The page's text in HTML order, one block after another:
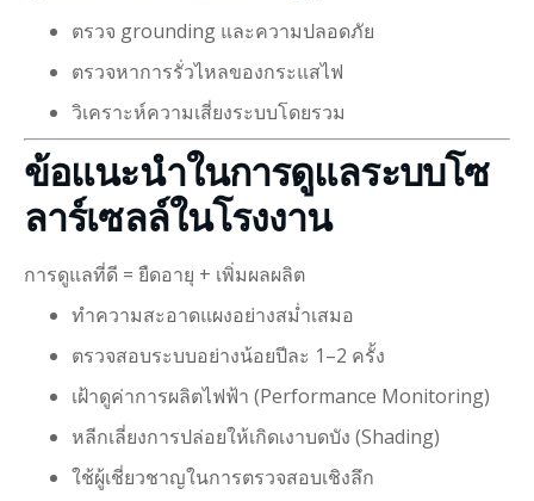
ตรวจ grounding และความปลอดภัย
ตรวจหาการรั่วไหลของกระแสไฟ
วิเคราะห์ความเสี่ยงระบบโดยรวม
ข้อแนะนำในการดูแลระบบโซ
ลาร์เซลล์ในโรงงาน
การดูแลที่ดี = ยืดอายุ + เพิ่มผลผลิต
ทำความสะอาดแผงอย่างสม่ำเสมอ
ตรวจสอบระบบอย่างน้อยปีละ 1–2 ครั้ง
เฝ้าดูค่าการผลิตไฟฟ้า (Performance Monitoring)
หลีกเลี่ยงการปล่อยให้เกิดเงาบดบัง (Shading)
ใช้ผู้เชี่ยวชาญในการตรวจสอบเชิงลึก